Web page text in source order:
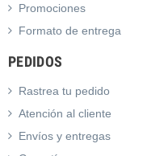
Promociones
Formato de entrega
PEDIDOS
Rastrea tu pedido
Atención al cliente
Envíos y entregas